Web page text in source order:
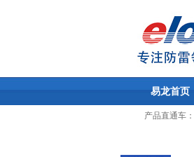
易龙首页
产品直通车：